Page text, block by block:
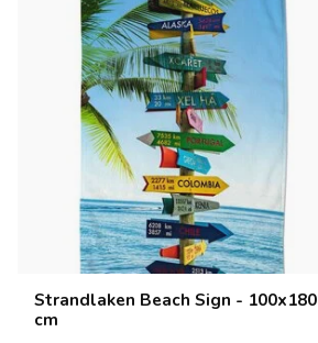
Strandlaken Beach Sign - 100x180
cm